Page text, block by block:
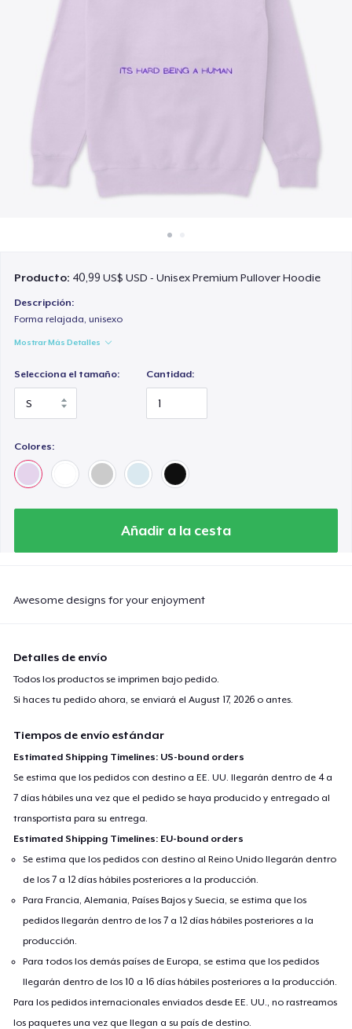
Venda lo que sea
Producto: 40,99 US$ USD - Unisex Premium Pullover Hoodie
Descripción:
Forma relajada, unisexo
Mostrar Más Detalles
Selecciona el tamaño: Cantidad:
Colores:
Añadir a la cesta
Awesome designs for your enjoyment
Detalles de envío
Todos los productos se imprimen bajo pedido.
Si haces tu pedido ahora, se enviará elAugust 17, 2026 o antes.
Tiempos de envío estándar
Estimated Shipping Timelines: US-bound orders
Se estima que los pedidos con destino a EE. UU. llegarán dentro de 4 a
7 días hábiles una vez que el pedido se haya producido y entregado al
transportista para su entrega.
Estimated Shipping Timelines: EU-bound orders
Se estima que los pedidos con destino al Reino Unido llegarán dentro
de los 7 a 12 días hábiles posteriores a la producción.
Para Francia, Alemania, Países Bajos y Suecia, se estima que los
pedidos llegarán dentro de los 7 a 12 días hábiles posteriores a la
producción.
Para todos los demás países de Europa, se estima que los pedidos
llegarán dentro de los 10 a 16 días hábiles posteriores a la producción.
Para los pedidos internacionales enviados desde EE. UU., no rastreamos
los paquetes una vez que llegan a su país de destino.